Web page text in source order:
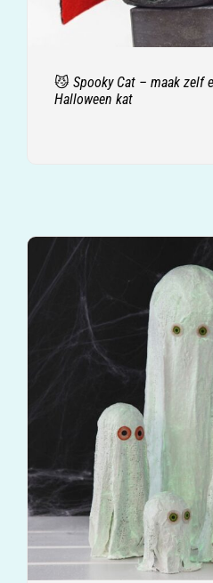
😼 Spooky Cat – maak zelf
Halloween kat